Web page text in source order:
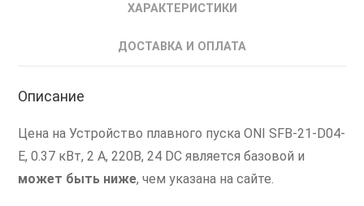
ХАРАКТЕРИСТИКИ
ДОСТАВКА И ОПЛАТА
Описание
Цена на Устройство плавного пуска ONI SFB-21-D04-
E, 0.37 кВт, 2 А, 220В, 24 DC является базовой и
может быть ниже, чем указана на сайте.